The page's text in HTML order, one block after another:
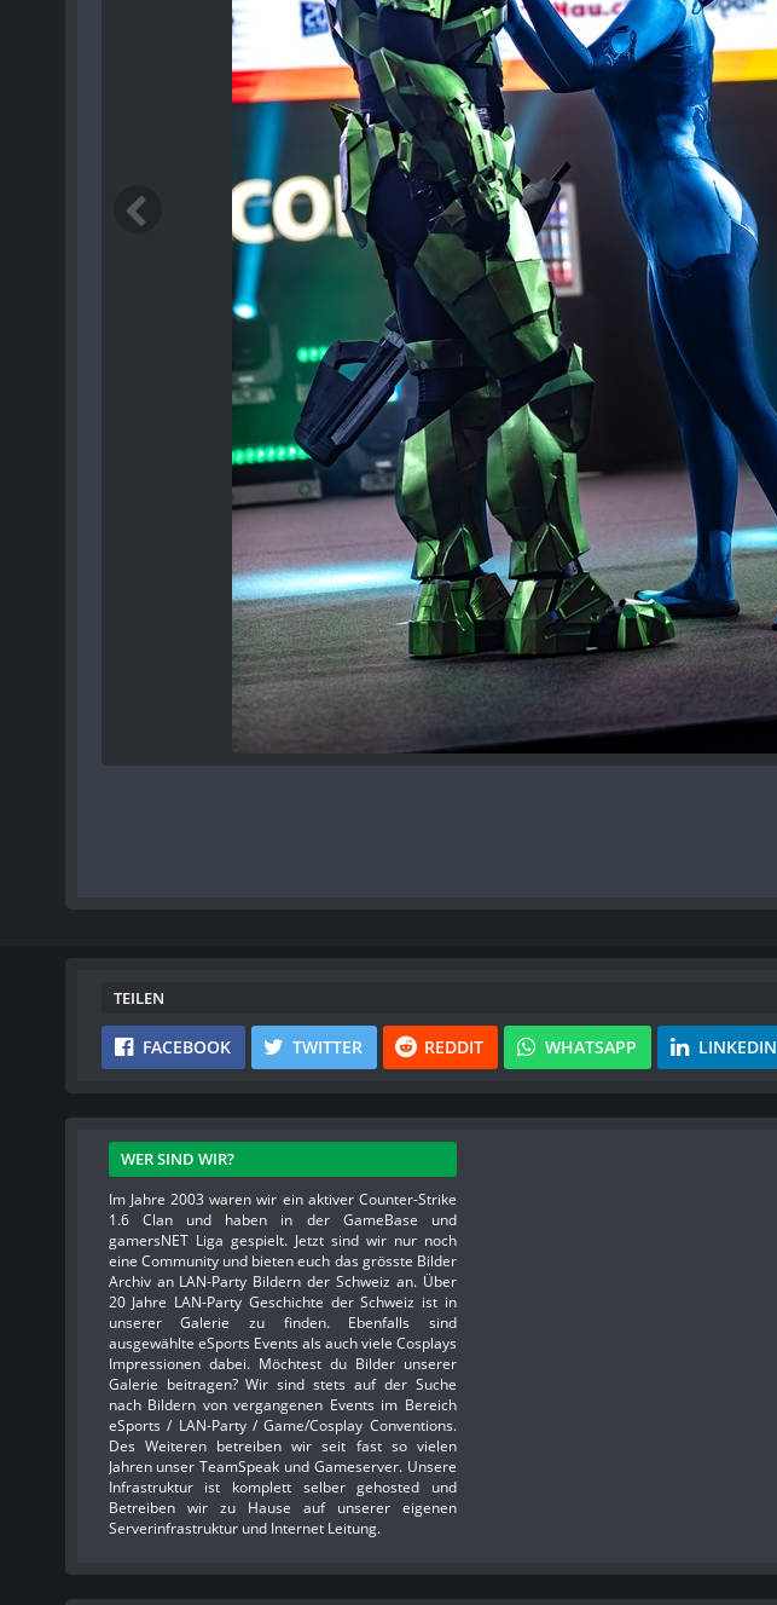
TEILEN
FACEBOOK TWITTER REDDIT WHATSAPP LINKEDIN
WER SIND WIR?
Im Jahre 2003 waren wir ein aktiver Counter-Strike
1.6 Clan und haben in der GameBase und
gamersNET Liga gespielt. Jetzt sind wir nur noch
eine Community und bieten euch das grösste Bilder
Archiv an LAN-Party Bildern der Schweiz an. Über
20 Jahre LAN-Party Geschichte der Schweiz ist in
unserer Galerie zu finden. Ebenfalls sind
ausgewählte eSports Events als auch viele Cosplays
Impressionen dabei. Möchtest du Bilder unserer
Galerie beitragen? Wir sind stets auf der Suche
nach Bildern von vergangenen Events im Bereich
eSports / LAN-Party / Game/Cosplay Conventions.
Des Weiteren betreiben wir seit fast so vielen
Jahren unser TeamSpeak und Gameserver. Unsere
Infrastruktur ist komplett selber gehosted und
Betreiben wir zu Hause auf unserer eigenen
Serverinfrastruktur und Internet Leitung.